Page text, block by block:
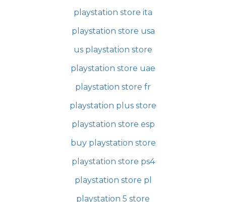
playstation store ita
playstation store usa
us playstation store
playstation store uae
playstation store fr
playstation plus store
playstation store esp
buy playstation store
playstation store ps4
playstation store pl
playstation 5 store